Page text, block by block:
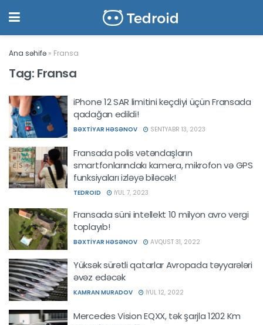
Ana səhifə » Fransa
Tag: Fransa
iPhone 12 SAR limitini keçdiyi üçün Fransada
qadağan edildi!
BƏXTIYAR HƏSƏNOV SENTYABR 13, 2023
Fransada polis vətəndaşların
smartfonlarındakı kamera, mikrofon və GPS
funksiyaları izləyə biləcək!
TEDROID İYUL 7, 2023
Fransada süni intellekt 10 milyon avro vergi
toplayıb!
BƏXTIYAR HƏSƏNOV AVQUST 31, 2022
Yüksək sürətli qatarlar Avropada təyyarələri
əvəz edəcək
KAMRAN MURADOV İYUL 12, 2022
Mercedes Vision EQXX, tək şarjla 1202 Km